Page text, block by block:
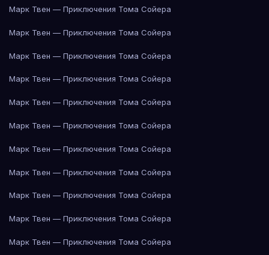
Марк Твен — Приключения Тома Сойера
Марк Твен — Приключения Тома Сойера
Марк Твен — Приключения Тома Сойера
Марк Твен — Приключения Тома Сойера
Марк Твен — Приключения Тома Сойера
Марк Твен — Приключения Тома Сойера
Марк Твен — Приключения Тома Сойера
Марк Твен — Приключения Тома Сойера
Марк Твен — Приключения Тома Сойера
Марк Твен — Приключения Тома Сойера
Марк Твен — Приключения Тома Сойера